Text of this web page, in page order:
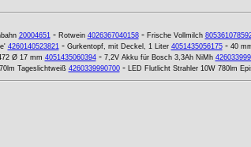
20004651- Rotwein 4026367040158- Frische Vollmilch
4260140523821- Gurkentopf, mit Deckel, 1 Liter 4051435056175- 40
Ø 17 mm 4051435060394- 7,2V Akku für Bosch 3,3Ah NiMh
Tageslichtweiß 4260339990700- LED Flutlicht Strahler 10W 780lm